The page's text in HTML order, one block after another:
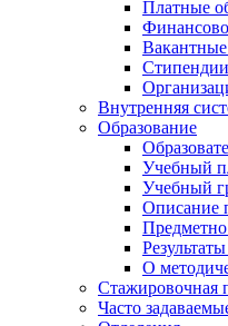
Платные
Вакантные
Внутренняя
Образование
Учебный
Учебный
Описание
О
Стажировочная
Часто